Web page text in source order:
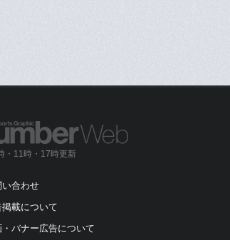
・11時・17時更新
い合わせ
掲載について
・バナー広告について